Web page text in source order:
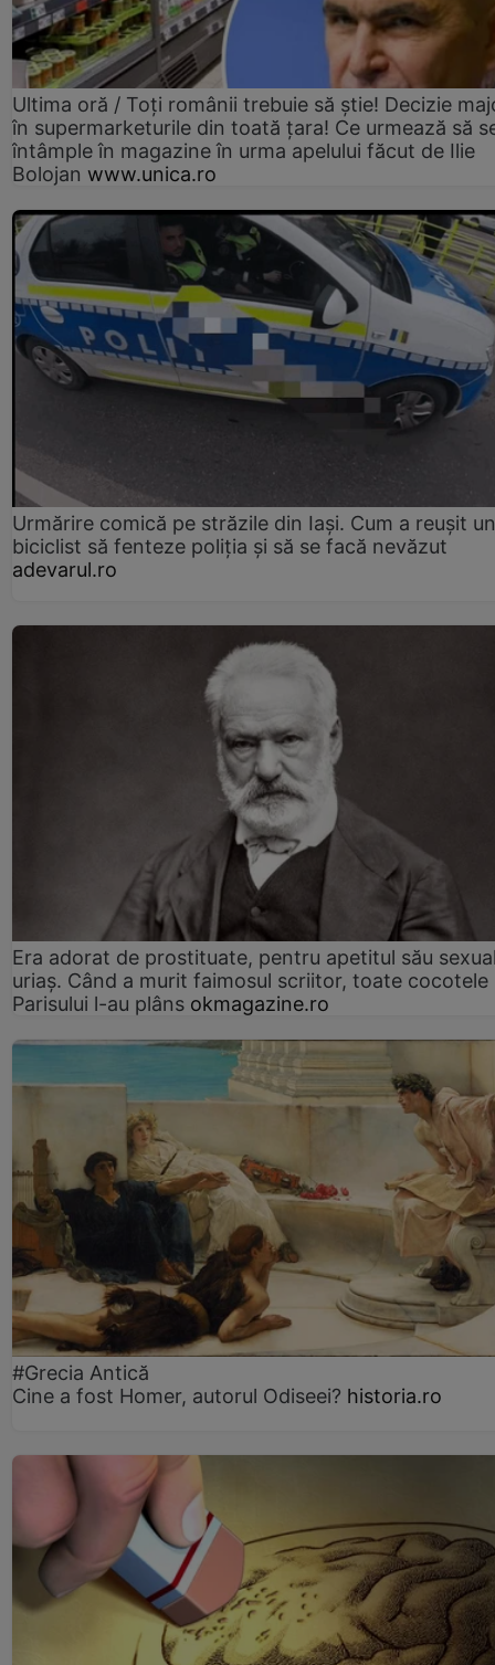
Ultima oră / Toți românii trebuie să știe! Decizie
în supermarketurile din toată țara! Ce urmează să
întâmple în magazine în urma apelului făcut de Ilie
Bolojan www.unica.ro
Urmărire comică pe străzile din Iași. Cum a reușit un
biciclist să fenteze poliția și să se facă nevăzut
adevarul.ro
Era adorat de prostituate, pentru apetitul său
uriaș. Când a murit faimosul scriitor, toate cocotele
Parisului l-au plâns okmagazine.ro
#Grecia Antică
Cine a fost Homer, autorul Odiseei? historia.ro